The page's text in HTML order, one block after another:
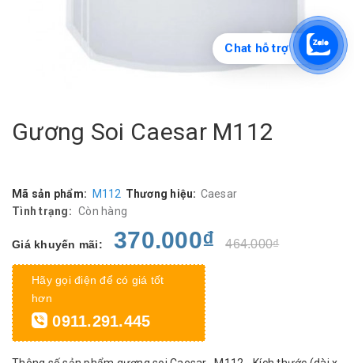
Gương Soi Caesar M112
Mã sản phẩm: M112 Thương hiệu: Caesar
Tình trạng: Còn hàng
Giá khuyến mãi: 370.000₫ 464.000₫
Hãy gọi điện để có giá tốt
hơn
0911.291.445
Chat hỗ trợ